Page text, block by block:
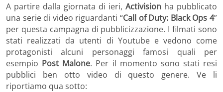
A partire dalla giornata di ieri, Activision ha pubblicato
una serie di video riguardanti “Call of Duty: Black Ops 4”
per questa campagna di pubblicizzazione. I filmati sono
stati realizzati da utenti di Youtube e vedono come
protagonisti alcuni personaggi famosi quali per
esempio Post Malone. Per il momento sono stati resi
pubblici ben otto video di questo genere. Ve li
riportiamo qua sotto: